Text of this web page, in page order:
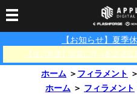
【お知らせ】夏季
【佐川急便】地震に伴う配送遅
3Dプリ
3Dプリンター一覧 3Dスキ
SCANOLOGY フィラ
ホーム ＞ フィラメント ＞
ホーム ＞ フィラメント